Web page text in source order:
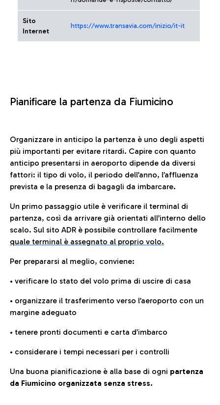
Sito
Internet
https://www.transavia.com/inizio/it-it
Pianificare la partenza da Fiumicino
Organizzare in anticipo la partenza è uno degli aspetti
più importanti per evitare ritardi. Capire con quanto
anticipo presentarsi in aeroporto dipende da diversi
fattori: il tipo di volo, il periodo dell’anno, l’affluenza
prevista e la presenza di bagagli da imbarcare.
Un primo passaggio utile è verificare il terminal di
partenza, così da arrivare già orientati all’interno dello
scalo. Sul sito ADR è possibile controllare facilmente
quale terminal è assegnato al proprio volo.
Per prepararsi al meglio, conviene:
• verificare lo stato del volo prima di uscire di casa
• organizzare il trasferimento verso l’aeroporto con un
margine adeguato
• tenere pronti documenti e carta d’imbarco
• considerare i tempi necessari per i controlli
Una buona pianificazione è alla base di ogni partenza
da Fiumicino organizzata senza stress.